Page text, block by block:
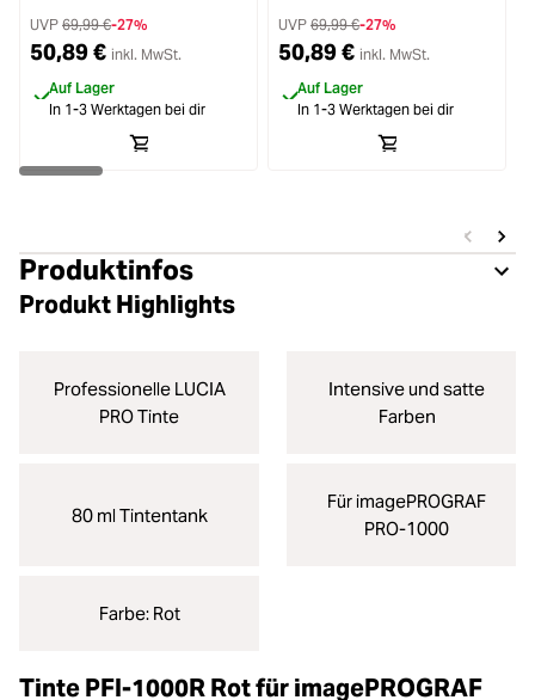
UVP 69,99 €-27%
50,89 € inkl. MwSt.
Auf Lager
In 1-3 Werktagen bei dir
UVP 69,99 €-27%
50,89 € inkl. MwSt.
Auf Lager
In 1-3 Werktagen bei dir
Produktinfos
Produkt Highlights
Professionelle LUCIA
PRO Tinte
Intensive und satte
Farben
80 ml Tintentank
Für imagePROGRAF
PRO-1000
Farbe: Rot
Tinte PFI-1000R Rot für imagePROGRAF